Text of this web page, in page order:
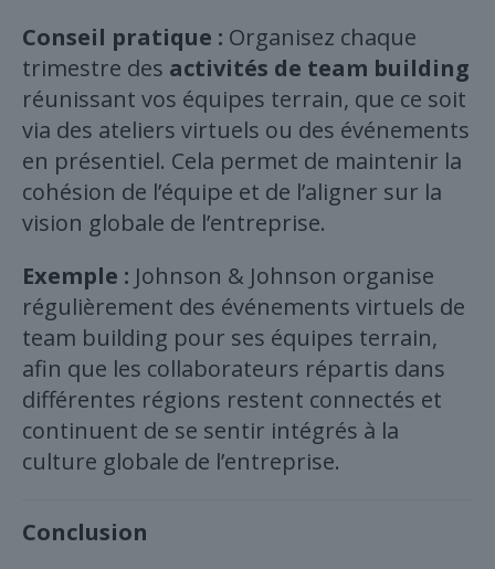
Conseil pratique : Organisez chaque
trimestre des activités de team building
réunissant vos équipes terrain, que ce soit
via des ateliers virtuels ou des événements
en présentiel. Cela permet de maintenir la
cohésion de l’équipe et de l’aligner sur la
vision globale de l’entreprise.
Exemple : Johnson & Johnson organise
régulièrement des événements virtuels de
team building pour ses équipes terrain,
afin que les collaborateurs répartis dans
différentes régions restent connectés et
continuent de se sentir intégrés à la
culture globale de l’entreprise.
Conclusion